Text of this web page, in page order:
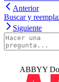
Anterior
Buscar y
Siguiente
ABBYY